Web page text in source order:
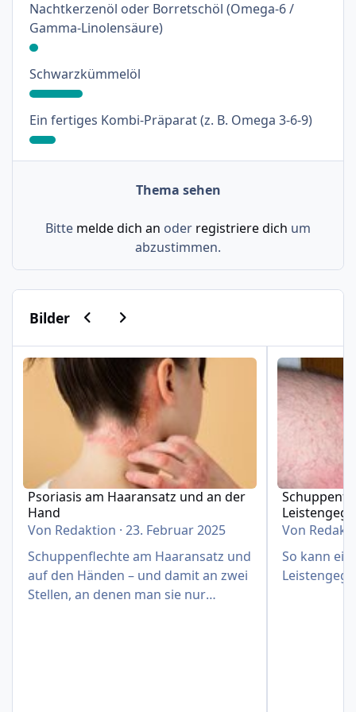
Nachtkerzenöl oder Borretschöl (Omega-6 /
Gamma-Linolensäure): 3%
Schwarzkümmelöl: 18%
Ein fertiges Kombi-Präparat (z. B. Omega 3-6-9): 9%
Thema sehen
Bitte melde dich an oder registriere dich um
abzustimmen.
BilderVorherige Karussell-Folie
Nächste Karussell-Folie
Psoriasis am Haaransatz und an der Hand
Psoriasis am Haaransatz und an der
Hand
Von Redaktion ·23. Februar 2025
Schuppenflechte am Haaransatz und
auf den Händen – und damit an zwei
Stellen, an denen man sie nur
Von
So kann